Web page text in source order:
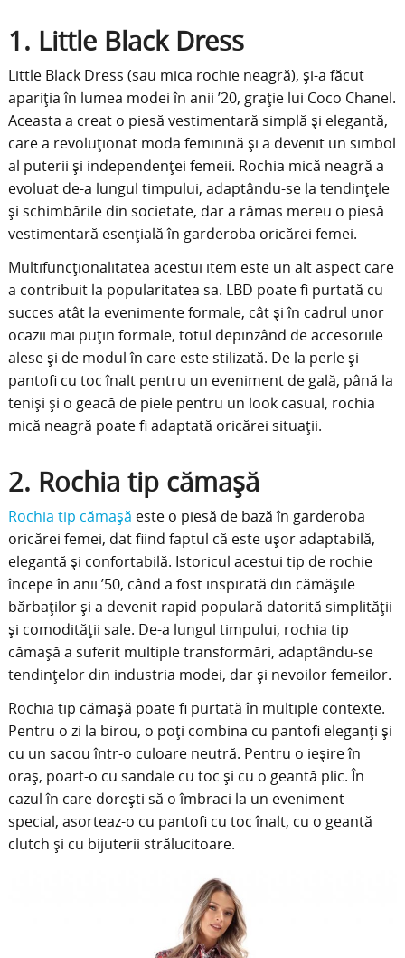
1. Little Black Dress
Little Black Dress (sau mica rochie neagră), și-a făcut
apariția în lumea modei în anii ’20, grație lui Coco Chanel.
Aceasta a creat o piesă vestimentară simplă și elegantă,
care a revoluționat moda feminină și a devenit un simbol
al puterii și independenței femeii. Rochia mică neagră a
evoluat de-a lungul timpului, adaptându-se la tendințele
și schimbările din societate, dar a rămas mereu o piesă
vestimentară esențială în garderoba oricărei femei.
Multifuncționalitatea acestui item este un alt aspect care
a contribuit la popularitatea sa. LBD poate fi purtată cu
succes atât la evenimente formale, cât și în cadrul unor
ocazii mai puțin formale, totul depinzând de accesoriile
alese și de modul în care este stilizată. De la perle și
pantofi cu toc înalt pentru un eveniment de gală, până la
teniși și o geacă de piele pentru un look casual, rochia
mică neagră poate fi adaptată oricărei situații.
2. Rochia tip cămașă
Rochia tip cămașă este o piesă de bază în garderoba
oricărei femei, dat fiind faptul că este ușor adaptabilă,
elegantă și confortabilă. Istoricul acestui tip de rochie
începe în anii ’50, când a fost inspirată din cămășile
bărbaților și a devenit rapid populară datorită simplității
și comodității sale. De-a lungul timpului, rochia tip
cămașă a suferit multiple transformări, adaptându-se
tendințelor din industria modei, dar și nevoilor femeilor.
Rochia tip cămașă poate fi purtată în multiple contexte.
Pentru o zi la birou, o poți combina cu pantofi eleganți și
cu un sacou într-o culoare neutră. Pentru o ieșire în
oraș, poart-o cu sandale cu toc și cu o geantă plic. În
cazul în care dorești să o îmbraci la un eveniment
special, asorteaz-o cu pantofi cu toc înalt, cu o geantă
clutch și cu bijuterii strălucitoare.